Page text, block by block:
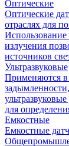
Оптические
Оптические
отраслях для
Использование
излучения
источников
Ультразвуковые
Применяются в
для
Емкостные
Емкостные